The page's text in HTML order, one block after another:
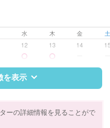
別/ゴミ出し
い物
き料理
応
応
れ/植木の水やり
整理整頓
水 木 金
12 13 14
を表示
ーの詳細情報を見ることがで